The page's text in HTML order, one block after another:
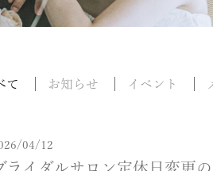
て お知らせ イベント
04/12
ライダルサロン定休日変更